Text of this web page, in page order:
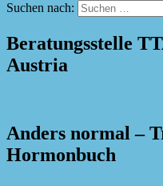
Suchen nach:
Beratungsstelle
Austria
Anders normal –
Hormonbuch